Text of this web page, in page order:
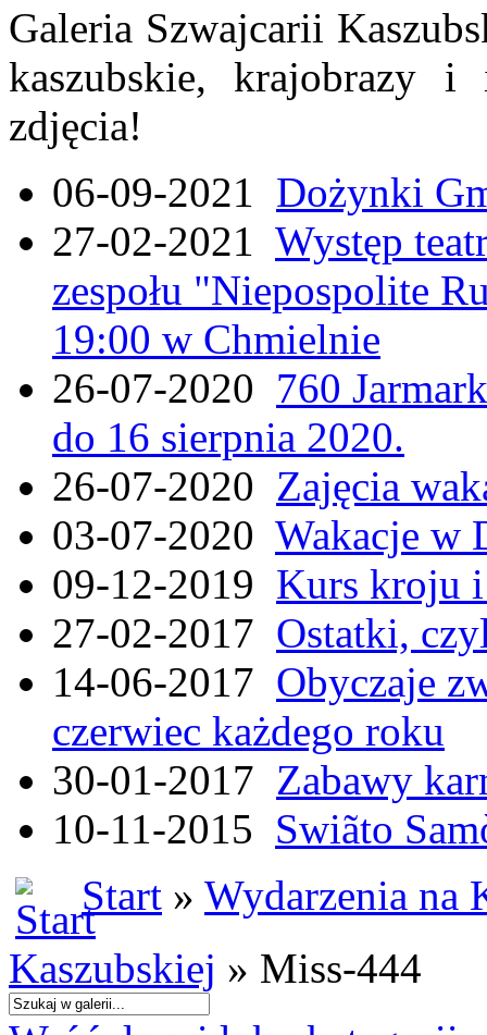
Galeria Szwajcarii
kaszubskie, krajobrazy
zdjęcia!
06-09-2021 Dożynki
27-02-2021 Występ
zespołu "Niepospolite
19:00 w Chmielnie
26-07-2020 760
do 16 sierpnia 2020.
26-07-2020 Zajęcia
03-07-2020 Wakacje w
09-12-2019 Kurs kroju i
27-02-2017 Ostatki,
14-06-2017 Obyczaje
czerwiec każdego roku
30-01-2017 Zabawy
10-11-2015 Swiãto
Start » Wydarzenia na
Kaszubskiej » Miss-444